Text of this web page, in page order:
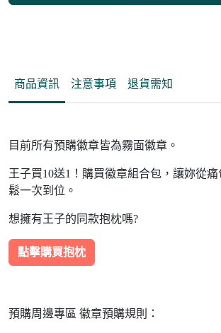
商品資訊 注意事項 退貨需知
目前所有預購徽章皆為霧面徽章。
王子買10送1！購買徽章組合包，讓妳從
鬆一次到位。
想擁有王子的同款抱枕嗎?
點擊購買抱枕
預購周邊專區 徽章預購規則：